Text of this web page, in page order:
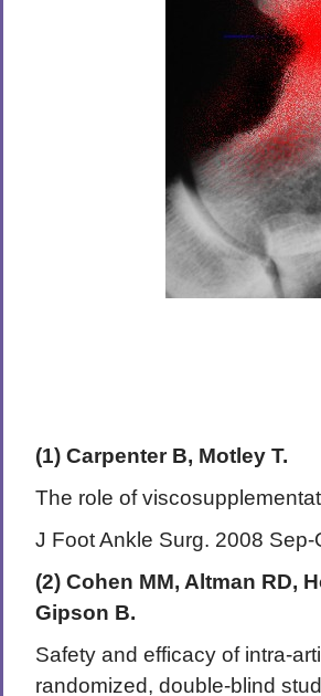
(1) Carpenter B, Motley T.
The role of
J Foot Ankle Surg. 2008
(2) Cohen MM, Altman RD,
Gipson B.
Safety and efficacy of intra-
randomized, double-blind